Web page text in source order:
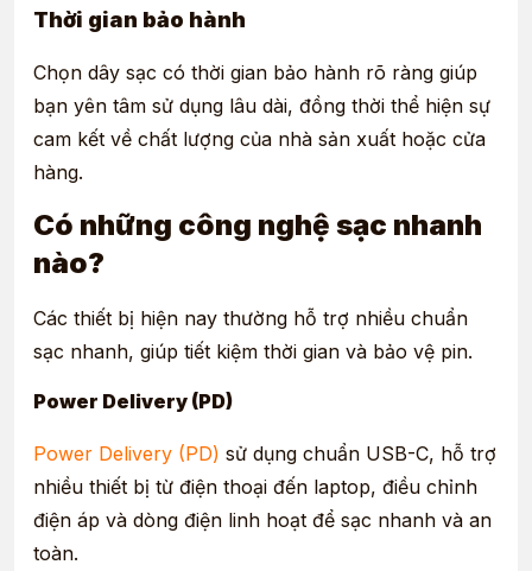
Thời gian bảo hành
Chọn dây sạc có thời gian bảo hành rõ ràng giúp
bạn yên tâm sử dụng lâu dài, đồng thời thể hiện sự
cam kết về chất lượng của nhà sản xuất hoặc cửa
hàng.
Có những công nghệ sạc nhanh
nào?
Các thiết bị hiện nay thường hỗ trợ nhiều chuẩn
sạc nhanh, giúp tiết kiệm thời gian và bảo vệ pin.
Power Delivery (PD)
Power Delivery (PD) sử dụng chuẩn USB-C, hỗ trợ
nhiều thiết bị từ điện thoại đến laptop, điều chỉnh
điện áp và dòng điện linh hoạt để sạc nhanh và an
toàn.